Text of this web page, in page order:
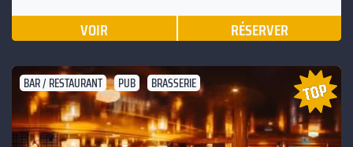
VOIR RÉSERVER
BAR / RESTAURANT PUB BRASSERIE